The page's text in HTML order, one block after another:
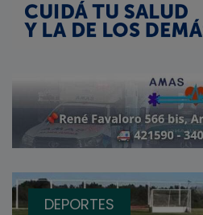
DEPORTES